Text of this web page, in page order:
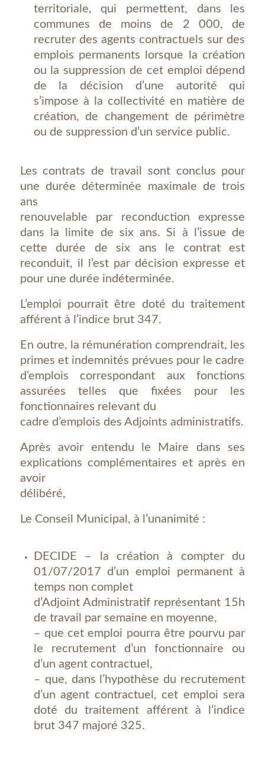
territoriale, qui permettent, dans les
communes de moins de 2 000, de
recruter des agents contractuels sur des
emplois permanents lorsque la création
ou la suppression de cet emploi dépend
de la décision d’une autorité qui
s’impose à la collectivité en matière de
création, de changement de périmètre
ou de suppression d’un service public.
Les contrats de travail sont conclus pour
une durée déterminée maximale de trois
ans
renouvelable par reconduction expresse
dans la limite de six ans. Si à l’issue de
cette durée de six ans le contrat est
reconduit, il l’est par décision expresse et
pour une durée indéterminée.
L’emploi pourrait être doté du traitement
afférent à l’indice brut 347.
En outre, la rémunération comprendrait, les
primes et indemnités prévues pour le cadre
d’emplois correspondant aux fonctions
assurées telles que fixées pour les
fonctionnaires relevant du
cadre d’emplois des Adjoints administratifs.
Après avoir entendu le Maire dans ses
explications complémentaires et après en
avoir
délibéré,
Le Conseil Municipal, à l’unanimité :
DECIDE – la création à compter du
01/07/2017 d’un emploi permanent à
temps non complet
d’Adjoint Administratif représentant 15h
de travail par semaine en moyenne,
– que cet emploi pourra être pourvu par
le recrutement d’un fonctionnaire ou
d’un agent contractuel,
– que, dans l’hypothèse du recrutement
d’un agent contractuel, cet emploi sera
doté du traitement afférent à l’indice
brut 347 majoré 325.